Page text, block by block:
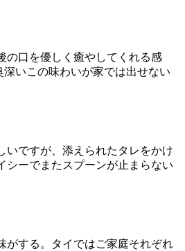
口を優しく癒やしてくれる感
深いこの味わいが家では出せない
ですが、添えられたタレをかけ
シーでまたスプーンが止まらない
する。タイではご家庭それぞれ